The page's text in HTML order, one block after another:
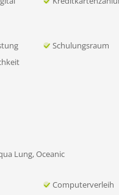
Schulungsraum
Lung, Oceanic
Computerverleih